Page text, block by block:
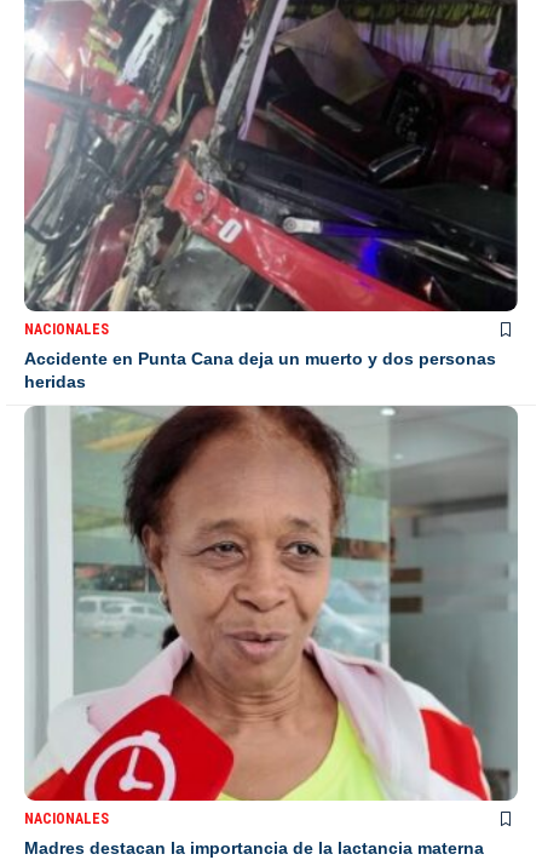
NACIONALES
Accidente en Punta Cana deja un muerto y dos personas
heridas
NACIONALES
Madres destacan la importancia de la lactancia materna